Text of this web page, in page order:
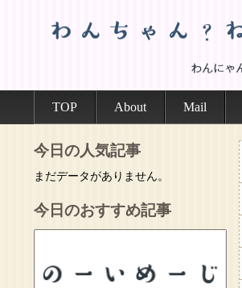
TOP About Mail
今日の人気記事
まだデータがありません。
今日のおすすめ記事